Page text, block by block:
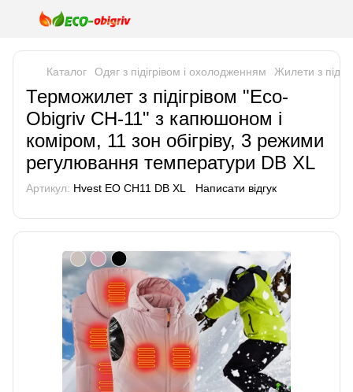
Каталог Одяг з підігрівом і охолодженням Жилети з
Терможилет з підігрівом "Eco-
Obigriv CH-11" з капюшоном і
коміром, 11 зон обігріву, 3 режими
регулювання температури DB XL
Артикул: Hvest EO CH11 DB XL Написати відгук